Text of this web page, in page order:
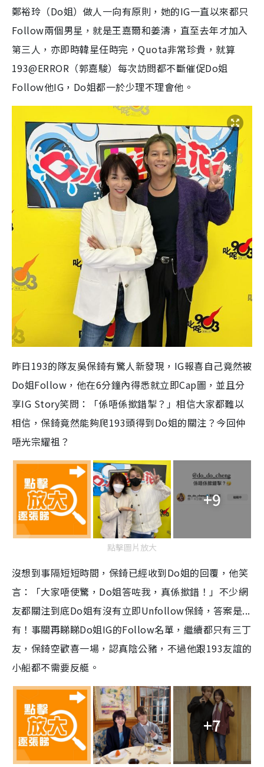
鄭裕玲（Do姐）做人一向有原則，她的IG一直以來都只
Follow兩個男星，就是王嘉爾和姜濤，直至去年才加入
第三人，亦即時韓星任時完，Quota非常珍貴，就算
193@ERROR（郭嘉駿）每次訪問都不斷催促Do姐
Follow他IG，Do姐都一於少理不理會他。
昨日193的隊友吳保錡有驚人新發現，IG報喜自己竟然被
Do姐Follow，他在6分鐘內得悉就立即Cap圖，並且分
享IG Story笑問：「係唔係撳錯掣？」相信大家都難以
相信，保錡竟然能夠爬193頭得到Do姐的關注？今回仲
唔光宗耀祖？
+9
點擊圖片放大
沒想到事隔短短時間，保錡已經收到Do姐的回覆，他笑
言：「大家唔使驚，Do姐答咗我，真係撳錯！」不少網
友都關注到底Do姐有沒有立即Unfollow保錡，答案是...
有！事關再睇睇Do姐IG的Follow名單，繼續都只有三丁
友，保錡空歡喜一場，認真陰公豬，不過他跟193友誼的
小船都不需要反艇。
+7